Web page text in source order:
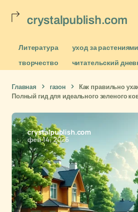
crystalpublish.com
Литература уход за растениями
творчество
читательский
Главная газон
Как правильно
Полный гид для идеального зеленого
crystalpublish.com
фев 14, 2026